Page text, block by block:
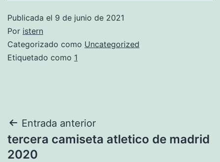
Publicada el 9 de junio de 2021
Por istern
Categorizado como Uncategorized
Etiquetado como 1
Navegación
de
Entrada anterior
tercera camiseta atletico de madrid
2020